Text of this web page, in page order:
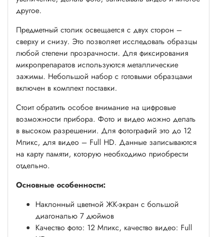
другое.
Предметный столик освещается с двух сторон –
сверху и снизу. Это позволяет исследовать образцы
любой степени прозрачности. Для фиксирования
микропрепаратов используются металлические
зажимы. Небольшой набор с готовыми образцами
включен в комплект поставки.
Стоит обратить особое внимание на цифровые
возможности прибора. Фото и видео можно делать
в высоком разрешении. Для фотографий это до 12
Мпикс, для видео – Full HD. Данные записываются
на карту памяти, которую необходимо приобрести
отдельно.
Основные особенности:
Наклонный цветной ЖК-экран с большой
диагональю 7 дюймов
Качество фото: 12 Мпикс, качество видео: Full